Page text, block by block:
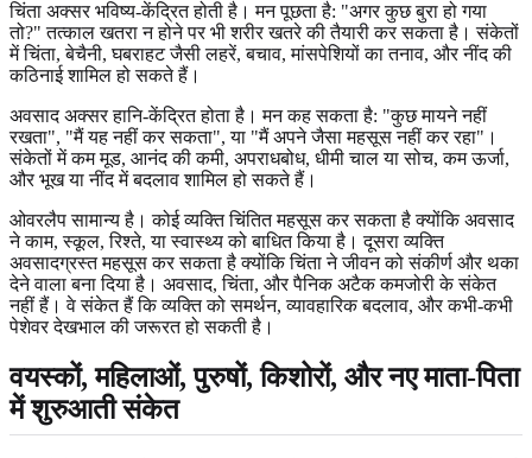
चिंता अक्सर भविष्य-केंद्रित होती है। मन पूछता है: "अगर कुछ बुरा हो गया
तो?" तत्काल खतरा न होने पर भी शरीर खतरे की तैयारी कर सकता है। संकेतों
में चिंता, बेचैनी, घबराहट जैसी लहरें, बचाव, मांसपेशियों का तनाव, और नींद की
कठिनाई शामिल हो सकते हैं।
अवसाद अक्सर हानि-केंद्रित होता है। मन कह सकता है: "कुछ मायने नहीं
रखता", "मैं यह नहीं कर सकता", या "मैं अपने जैसा महसूस नहीं कर रहा"।
संकेतों में कम मूड, आनंद की कमी, अपराधबोध, धीमी चाल या सोच, कम ऊर्जा,
और भूख या नींद में बदलाव शामिल हो सकते हैं।
ओवरलैप सामान्य है। कोई व्यक्ति चिंतित महसूस कर सकता है क्योंकि अवसाद
ने काम, स्कूल, रिश्ते, या स्वास्थ्य को बाधित किया है। दूसरा व्यक्ति
अवसादग्रस्त महसूस कर सकता है क्योंकि चिंता ने जीवन को संकीर्ण और थका
देने वाला बना दिया है। अवसाद, चिंता, और पैनिक अटैक कमजोरी के संकेत
नहीं हैं। वे संकेत हैं कि व्यक्ति को समर्थन, व्यावहारिक बदलाव, और कभी-कभी
पेशेवर देखभाल की जरूरत हो सकती है।
वयस्कों, महिलाओं, पुरुषों, किशोरों, और नए माता-पिता
में शुरुआती संकेत